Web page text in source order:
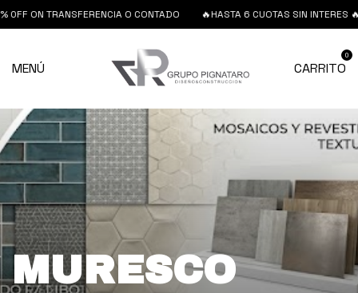
TRANSFERENCIA O CONTADO 🔥HASTA 6 CUOTAS SIN INTERES 🔥 15%
MENÚ CARRITO
0
MURESCO